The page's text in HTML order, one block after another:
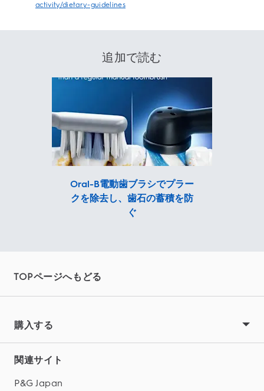
activity/dietary-guidelines
追加で読む
Oral-B電動歯ブラシでプラー
クを除去し、歯石の蓄積を防
ぐ
TOPページへもどる
購入する
関連サイト
P&G Japan